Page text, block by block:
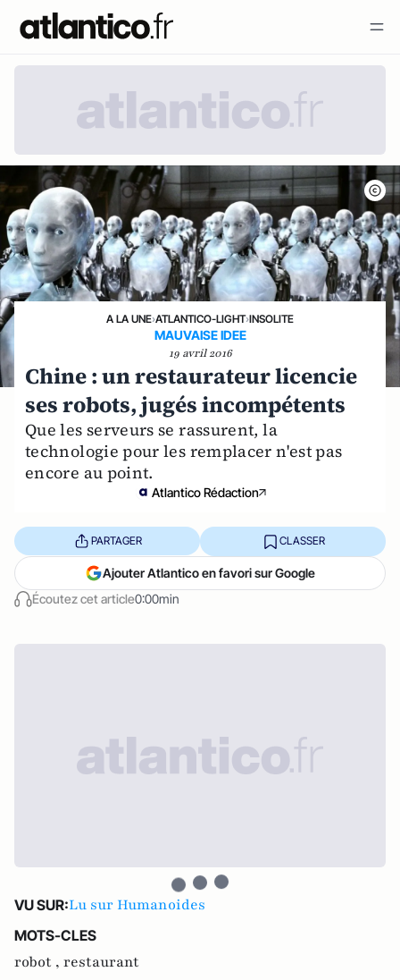
A LA UNE›ATLANTICO-LIGHT›INSOLITE
MAUVAISE IDEE
19 avril 2016
Chine : un restaurateur licencie
ses robots, jugés incompétents
Que les serveurs se rassurent, la
technologie pour les remplacer n'est pas
encore au point.
Atlantico Rédaction
Écoutez cet article0:00min
PARTAGER CLASSER
Ajouter Atlantico en favori sur Google
VU SUR:Lu sur Humanoides
MOTS-CLES
robot , restaurant